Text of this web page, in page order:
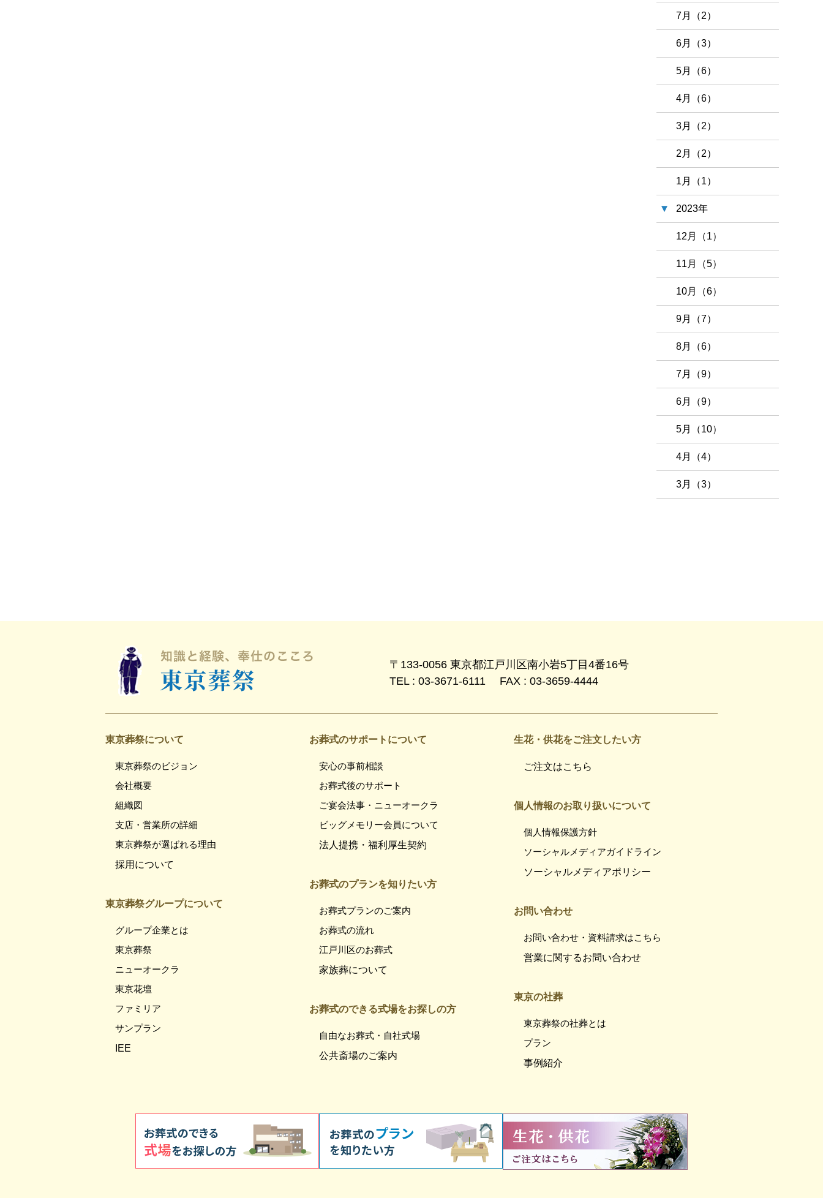
7月（2）
6月（3）
5月（6）
4月（6）
3月（2）
2月（2）
1月（1）
2023年
12月（1）
11月（5）
10月（6）
9月（7）
8月（6）
7月（9）
6月（9）
5月（10）
4月（4）
3月（3）
〒133-0056 東京都江戸川区南小岩5丁目4番16号
TEL : 03-3671-6111 FAX : 03-3659-4444
東京葬祭について
東京葬祭のビジョン
会社概要
組織図
支店・営業所の詳細
東京葬祭が選ばれる理由
採用について
東京葬祭グループについて
グループ企業とは
東京葬祭
ニューオークラ
東京花壇
ファミリア
サンプラン
IEE
お葬式のサポートについて
安心の事前相談
お葬式後のサポート
ご宴会法事・ニューオークラ
ビッグメモリー会員について
法人提携・福利厚生契約
お葬式のプランを知りたい方
お葬式プランのご案内
お葬式の流れ
江戸川区のお葬式
家族葬について
お葬式のできる式場をお探しの方
自由なお葬式・自社式場
公共斎場のご案内
生花・供花をご注文したい方
ご注文はこちら
個人情報のお取り扱いについて
個人情報保護方針
ソーシャルメディアガイドライン
ソーシャルメディアポリシー
お問い合わせ
お問い合わせ・資料請求はこちら
営業に関するお問い合わせ
東京の社葬
東京葬祭の社葬とは
プラン
事例紹介